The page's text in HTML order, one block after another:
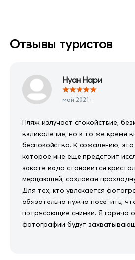
Отзывы туристов
Нуан Нари
★★★★★
май 2021 г.
Пляж излучает спокойствие,
великолепие, но в то же время
беспокойства. К сожалению,
которое мне ещё предстоит
закате вода становится
мерцающей, создавая
Для тех, кто увлекается
обязательно нужно посетить,
потрясающие снимки. Я горячо
фотографии будут